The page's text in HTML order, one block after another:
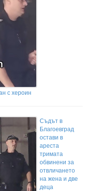
с хероин
Съдът в
Благоевград
остави в
ареста
тримата
обвинени за
отвличането
на жена и две
деца